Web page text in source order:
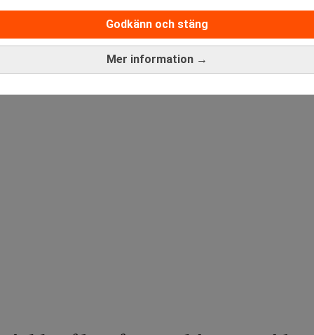
Mer information →
Godkänn och stäng